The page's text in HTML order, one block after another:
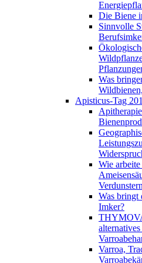
Die Biene
Sinnvolle
Was
Apisticus-Tag
Wie
Was bringt
Imker?
Varroa,